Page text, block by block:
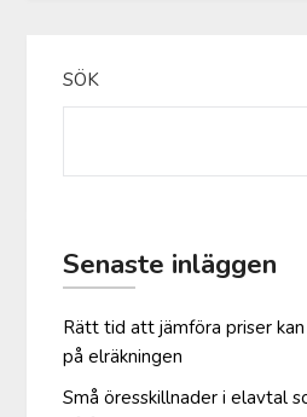
SÖK
Senaste inläggen
Rätt tid att jämföra priser
på elräkningen
Små öresskillnader i elavtal